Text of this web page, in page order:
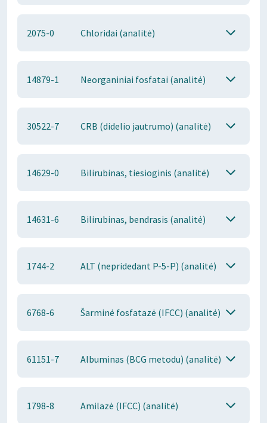
2075-0 Chloridai (analitė)
14879-1 Neorganiniai fosfatai (analitė)
30522-7 CRB (didelio jautrumo) (analitė)
14629-0 Bilirubinas, tiesioginis (analitė)
14631-6 Bilirubinas, bendrasis (analitė)
1744-2 ALT (nepridedant P-5-P) (analitė)
6768-6 Šarminė fosfatazė (IFCC) (analitė)
61151-7 Albuminas (BCG metodu) (analitė)
1798-8 Amilazė (IFCC) (analitė)